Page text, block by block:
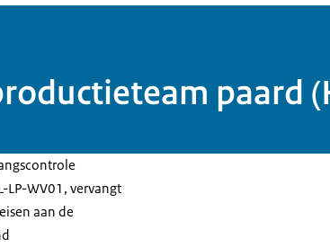
paard
LP-WV01, vervangt
aan de